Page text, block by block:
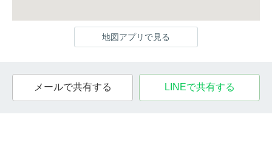
地図アプリで見る
メールで共有する LINEで共有する